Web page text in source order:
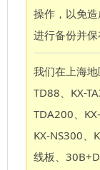
操作，以免
进行备份并保
我们在上海
TD88、KX-
TDA200、
KX-NS300、
线板、